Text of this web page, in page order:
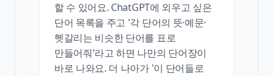
할 수 있어요. ChatGPT에 외우고 싶은
단어 목록을 주고 '각 단어의 뜻·예문·
헷갈리는 비슷한 단어를 표로
만들어줘'라고 하면 나만의 단어장이
바로 나와요. 더 나아가 '이 단어들로